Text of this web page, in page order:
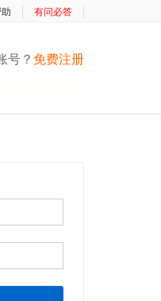
有问必答
号？ 免费注册